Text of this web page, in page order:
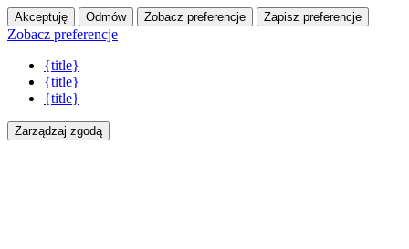
Akceptuję Odmów Zobacz preferencje Zapisz preferencje
Zobacz preferencje
{title}
{title}
{title}
Zarządzaj zgodą